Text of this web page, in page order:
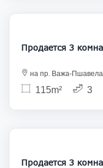
на пр. Важа-Пшавела
115m² 3